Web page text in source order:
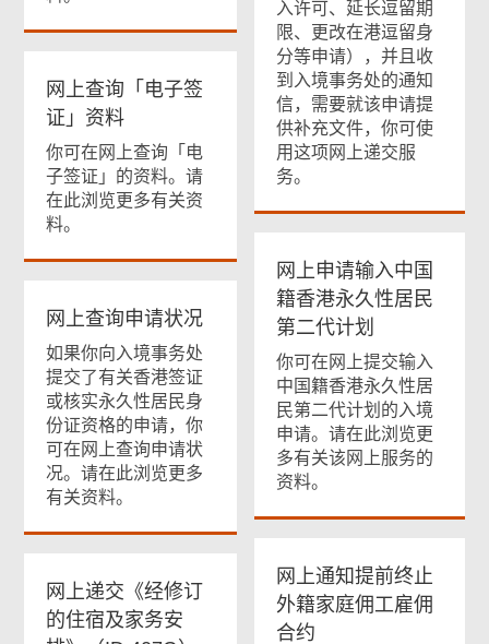
入许可、延长逗留期
限、更改在港逗留身
分等申请），并且收
到入境事务处的通知
信，需要就该申请提
供补充文件，你可使
用这项网上递交服
务。
网上查询「电子签
证」资料
你可在网上查询「电
子签证」的资料。请
在此浏览更多有关资
料。
网上申请输入中国
籍香港永久性居民
第二代计划
你可在网上提交输入
中国籍香港永久性居
民第二代计划的入境
申请。请在此浏览更
多有关该网上服务的
资料。
网上查询申请状况
如果你向入境事务处
提交了有关香港签证
或核实永久性居民身
份证资格的申请，你
可在网上查询申请状
况。请在此浏览更多
有关资料。
网上通知提前终止
外籍家庭佣工雇佣
合约
网上递交《经修订
的住宿及家务安